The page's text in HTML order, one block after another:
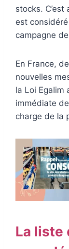
stocks.
est
campagne
En France,
nouvelles
la Loi Egalim
immédiate
charge de la
La liste